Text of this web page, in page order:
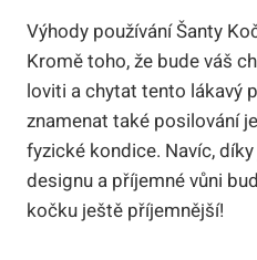
Výhody používání⁢ Šanty
‍Kromě toho,⁢ že bude‌ váš
loviti a chytat tento lákavý​
znamenat také posilování
fyzické ‌kondice. Navíc,
designu a příjemné vůni
kočku⁤ ještě příjemnější!